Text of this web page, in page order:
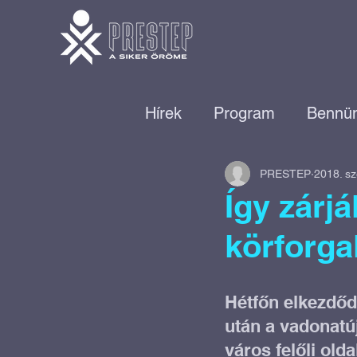
Hírek Program
Találd meg a helyed!
Vállalkozói
Munkaerő-piaci
Így
PRESTEP 2018.
Hétfőn
után a
város felőli